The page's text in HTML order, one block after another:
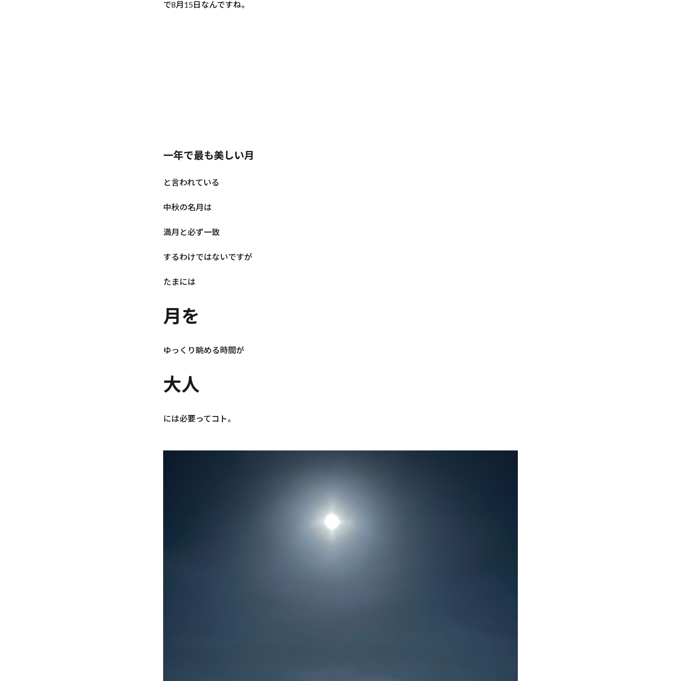
で8月15日なんですね。
一年で最も美しい月
と言われている
中秋の名月は
満月と必ず一致
するわけではないですが
たまには
月を
ゆっくり眺める時間が
大人
には必要ってコト。